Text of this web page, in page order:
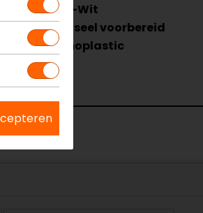
Zwart-Wit
Universeel voorbereid
Thermoplastic
Urban